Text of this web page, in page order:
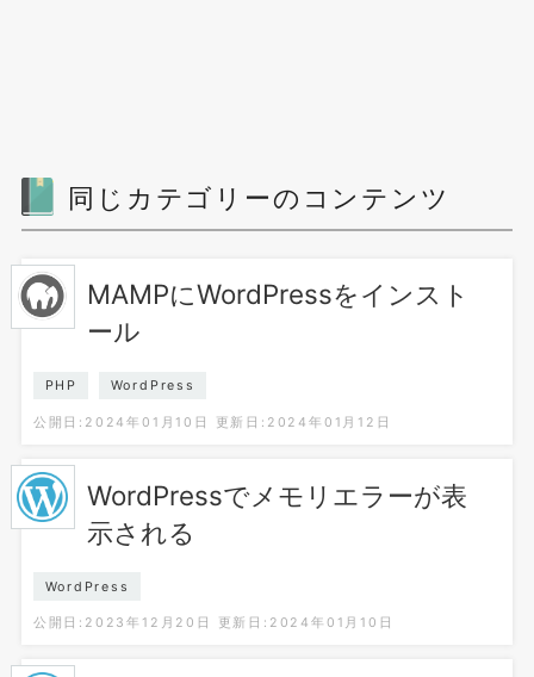
同じカテゴリーのコンテンツ
MAMPにWordPressをインスト
ール
PHP WordPress
公開日:2024年01月10日 更新日:2024年01月12日
WordPressでメモリエラーが表
示される
WordPress
公開日:2023年12月20日 更新日:2024年01月10日